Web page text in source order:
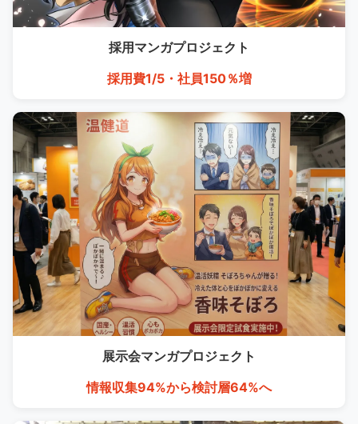
採用マンガプロジェクト
採用費1/5・社員150％増
展示会マンガプロジェクト
情報収集94%から検討層64%へ